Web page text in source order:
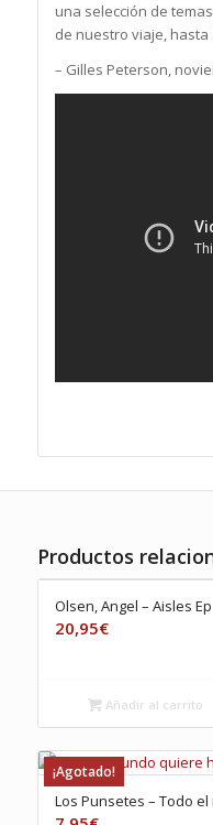
una selección de
de nuestro viaje,
– Gilles Peterson,
Productos
Olsen, Angel – Aisles Ep
20,95€
Añadir al carrito
¡Agotado!
Los Punsetes – Todo